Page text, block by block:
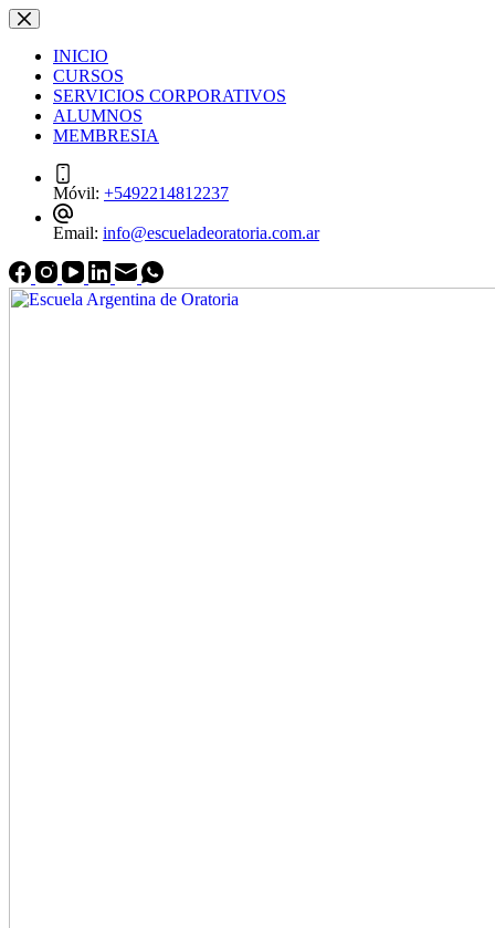
Saltar
contenido
Saltar
contenidoINICIO
CURSOS
SERVICIOS CORPORATIVOS
ALUMNOS
MEMBRESIA
Móvil: +5492214812237
Email: info@escueladeoratoria.com.ar